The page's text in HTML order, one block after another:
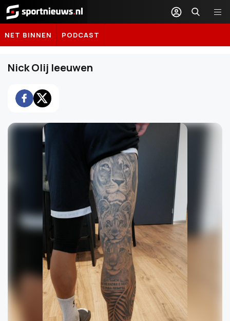
Sportnieuws.nl
NET BINNEN PODCAST
Nick Olij leeuwen